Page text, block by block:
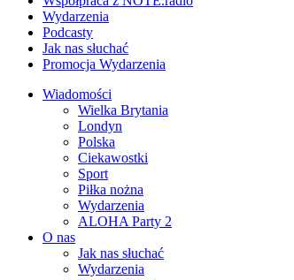
Wydarzenia
Podcasty
Jak nas słuchać
Promocja Wydarzenia
Wiadomości
Wielka Brytania
Londyn
Polska
Ciekawostki
Sport
Piłka nożna
Wydarzenia
ALOHA Party 2
O nas
Jak nas słuchać
Wydarzenia